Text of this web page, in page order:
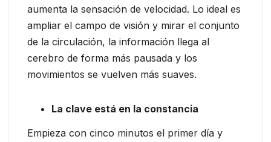
aumenta la sensación de velocidad. Lo ideal es
ampliar el campo de visión y mirar el conjunto
de la circulación, la información llega al
cerebro de forma más pausada y los
movimientos se vuelven más suaves.
La clave está en la constancia
Empieza con cinco minutos el primer día y